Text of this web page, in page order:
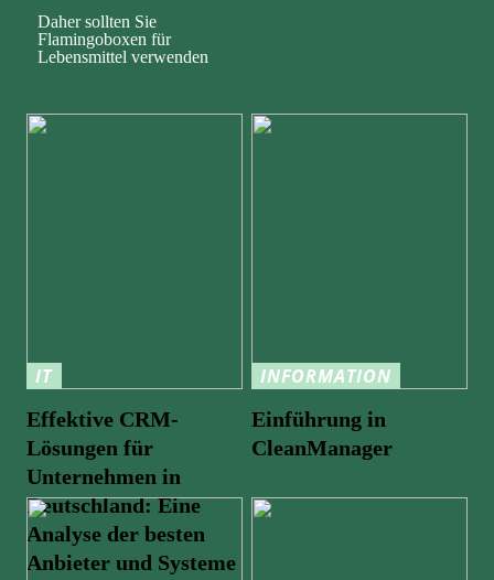
Daher sollten Sie
Flamingoboxen für
Lebensmittel verwenden
IT
Effektive CRM-
Lösungen für
Unternehmen in
Deutschland: Eine
Analyse der besten
Anbieter und Systeme
INFORMATION
Einführung in
CleanManager